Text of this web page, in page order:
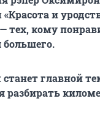
и
тех, кому
большего.
главной